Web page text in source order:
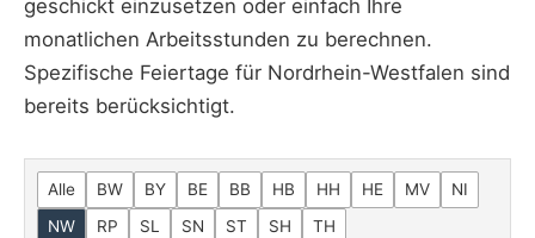
geschickt einzusetzen oder einfach Ihre
monatlichen Arbeitsstunden zu berechnen.
Spezifische Feiertage für Nordrhein-Westfalen sind
bereits berücksichtigt.
Alle BW BY BE BB HB HH HE MV
NI
NW
RP SL SN ST SH TH